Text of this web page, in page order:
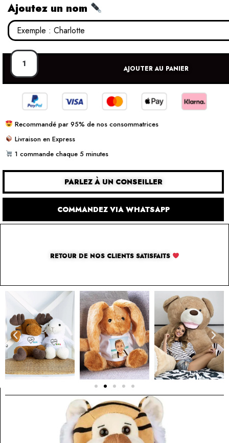
Ajoutez un nom
AJOUTER AU PANIER
Recommandé par 95% de nos consommatrices
Livraison en Express
1 commande chaque 5 minutes
PARLEZ À UN CONSEILLER
COMMANDEZ VIA WHATSAPP
RETOUR DE NOS CLIENTS SATISFAITS